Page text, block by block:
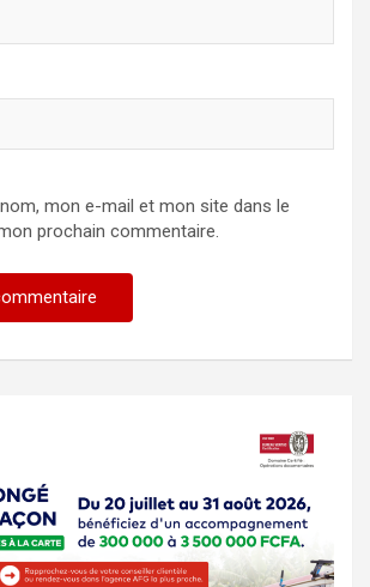
mon e-mail et mon site dans le
prochain commentaire.